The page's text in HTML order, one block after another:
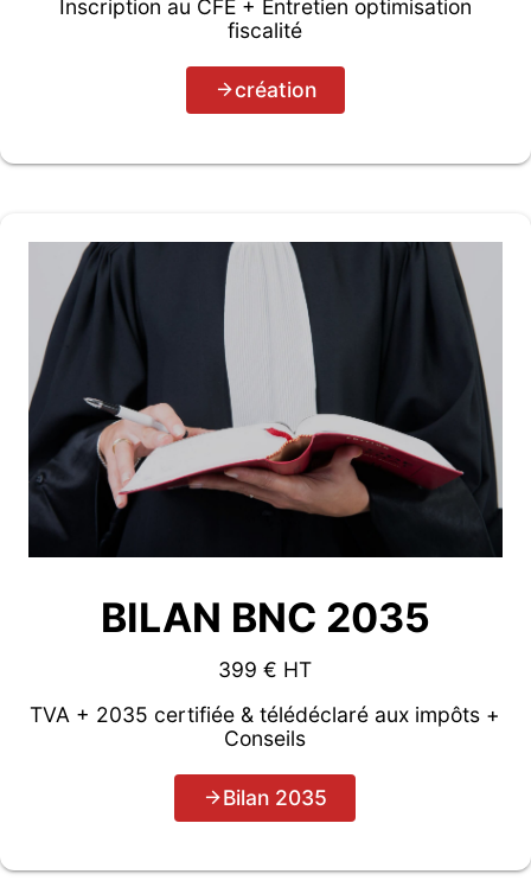
Inscription au CFE + Entretien optimisation
fiscalité
création
BILAN BNC 2035
399 € HT
TVA + 2035 certifiée & télédéclaré aux impôts +
Conseils
Bilan 2035